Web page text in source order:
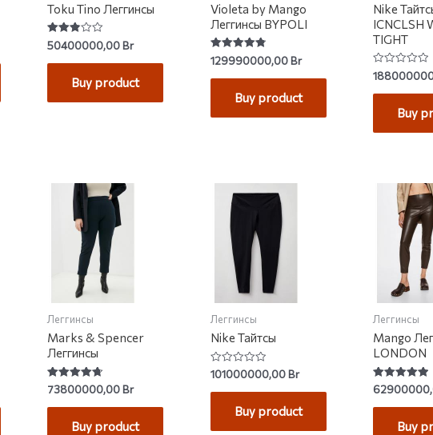
Toku Tino Леггинсы
Rated
2.86
out of
50400000,00Br
Buy product
Violeta by Mango
Леггинсы BYPOLI
Rated
4.85
out of 5
129990000,00Br
Buy product
Nike
ICNCLSH
TIGHT
Rated
0
out
Buy
Леггинсы
Marks & Spencer
Леггинсы
Rated
4.75
out of 5
73800000,00Br
Buy product
Леггинсы
Nike Тайтсы
Rated
0
out
101000000,00Br
Buy product
Леггинсы
Mango
LONDON
Rated
5.00
out of 5
Buy